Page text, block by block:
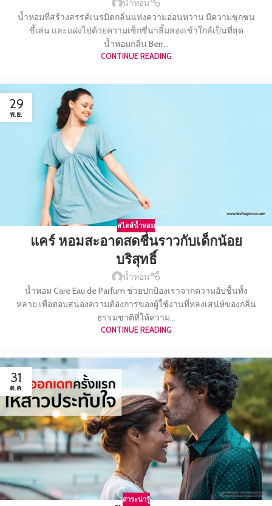
น้ำหอม
น้ำหอมที่สร้างสรรค์เนรมิตกลิ่นแห่งความอ่อนหวาน มีความซุกซน
ขี้เล่น และแฝงไปด้วยความเซ็กซี่น่าลิ้มลองเข้าใกล้เป็นที่สุด
น้ำหอมกลิ่น Berr...
CONTINUE READING
29
พ.ย.
สไตล์น้ำหอม
แคร์ หอมสะอาดสดชื่นราวกับเด็กน้อย
บริสุทธิ์
น้ำหอม
น้ำหอม Care Eau de Parfum ช่วยปกป้องเราจากความอับชื้นทั้ง
หลาย เพื่อตอบสนองความต้องการของผู้ใช้งานที่หลงเสน่ห์ของกลิ่น
ธรรมชาติที่ให้ความ...
CONTINUE READING
31
ต.ค.
สาระน่ารู้